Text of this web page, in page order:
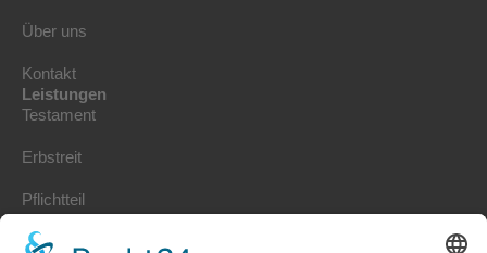
Über uns
Kontakt
Leistungen
Testament
Erbstreit
Pflichtteil
Erbrecht Kosten